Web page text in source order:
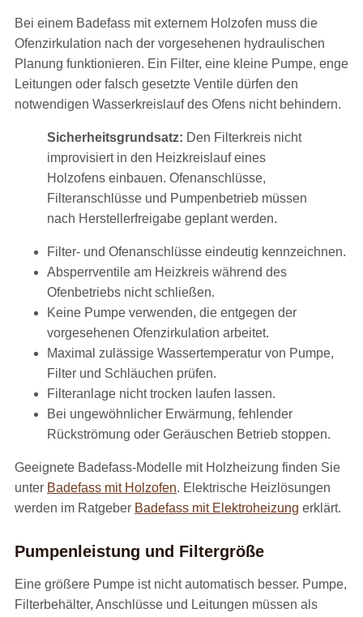
Bei einem Badefass mit externem Holzofen muss die
Ofenzirkulation nach der vorgesehenen hydraulischen
Planung funktionieren. Ein Filter, eine kleine Pumpe, enge
Leitungen oder falsch gesetzte Ventile dürfen den
notwendigen Wasserkreislauf des Ofens nicht behindern.
Sicherheitsgrundsatz: Den Filterkreis nicht
improvisiert in den Heizkreislauf eines
Holzofens einbauen. Ofenanschlüsse,
Filteranschlüsse und Pumpenbetrieb müssen
nach Herstellerfreigabe geplant werden.
Filter- und Ofenanschlüsse eindeutig kennzeichnen.
Absperrventile am Heizkreis während des
Ofenbetriebs nicht schließen.
Keine Pumpe verwenden, die entgegen der
vorgesehenen Ofenzirkulation arbeitet.
Maximal zulässige Wassertemperatur von Pumpe,
Filter und Schläuchen prüfen.
Filteranlage nicht trocken laufen lassen.
Bei ungewöhnlicher Erwärmung, fehlender
Rückströmung oder Geräuschen Betrieb stoppen.
Geeignete Badefass-Modelle mit Holzheizung finden Sie
unter Badefass mit Holzofen. Elektrische Heizlösungen
werden im Ratgeber Badefass mit Elektroheizung erklärt.
Pumpenleistung und Filtergröße
Eine größere Pumpe ist nicht automatisch besser. Pumpe,
Filterbehälter, Anschlüsse und Leitungen müssen als